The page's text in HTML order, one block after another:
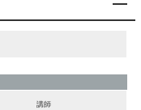
講師